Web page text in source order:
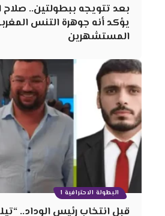
بعد تتويجه ببطولتين.. صلاح
يؤكد أنه جوهرة التنس
المستشهرين
البطولة الاحترافية 1
قبل انتخاب رئيس الوداد..